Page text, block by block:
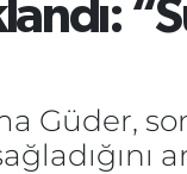
Güder,